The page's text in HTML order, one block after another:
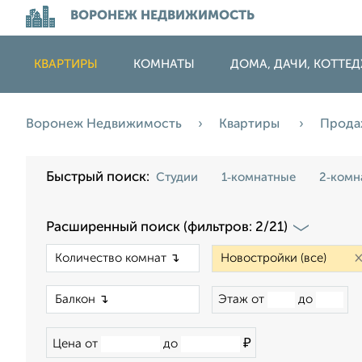
ВОРОНЕЖ НЕДВИЖИМОСТЬ
КВАРТИРЫ КОМНАТЫ ДОМА, ДАЧИ,
Воронеж Недвижимость Квартиры
Быстрый поиск: Студии 1‑комнатные
Расширенный поиск (фильтров: 2/21)
×
Этаж от до
Цена от до ₽